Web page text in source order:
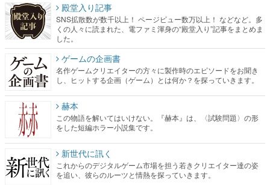
殿堂入り記事
SNS拡散数が数千以上！ ページビュー数万以上！ などなど。多
くの人々に読まれた、電ファミ渾身の“殿堂入り”記事をまとめま
した。
ゲームの企画書
名作ゲームクリエイターの方々に製作時のエピソードをお聞き
し、ヒットする企画（ゲーム）とは何か？を探っていきます。
赫本
この物語を解いてはいけない。『赫本』は、〈試験問題〉の形
をした短編ホラー小説集です。
新世代に訊く
これからのデジタルゲーム市場を担う若きクリエイター達の姿
を追い、彼らのルーツと情熱を探っていきます。